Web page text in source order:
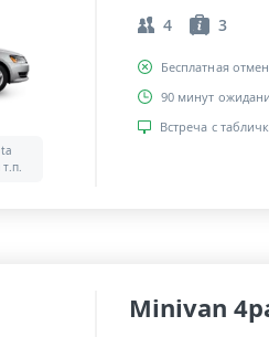
4 3
Бесплатная
90 минут
Встреча с
Minivan